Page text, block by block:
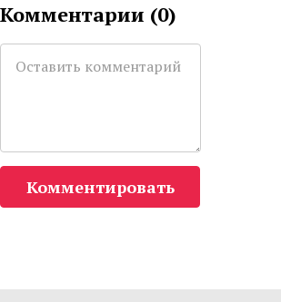
Комментарии (0)
Комментировать